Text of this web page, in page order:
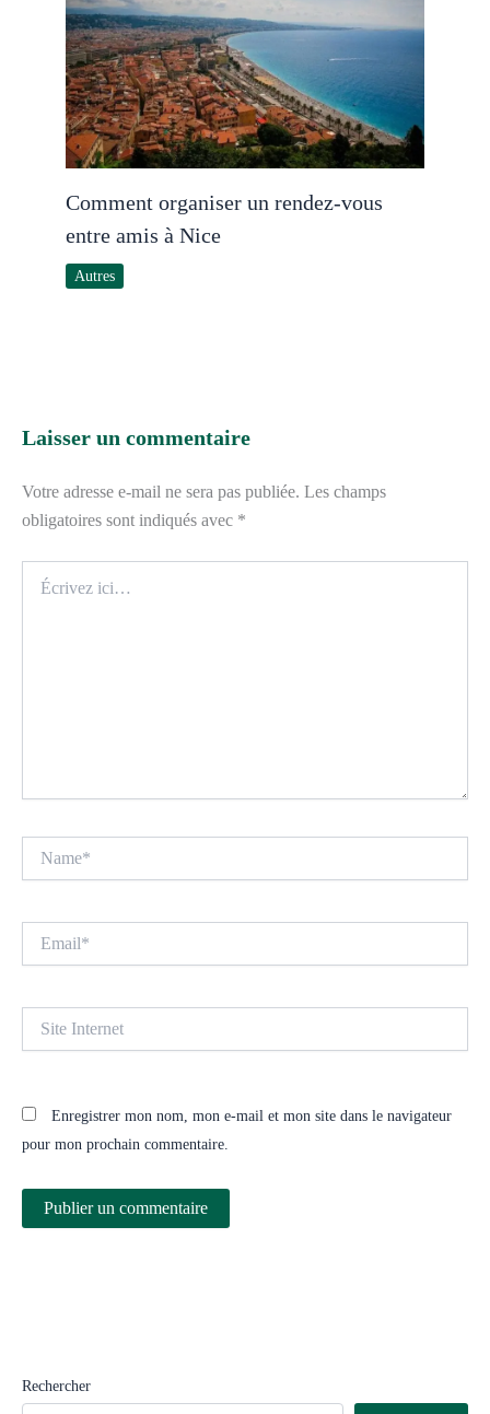
Comment organiser un rendez-vous
entre amis à Nice
Autres
Laisser un commentaire
Votre adresse e-mail ne sera pas publiée. Les champs
obligatoires sont indiqués avec *
ici…
Internet
Enregistrer mon nom, mon e-mail et mon site dans le navigateur
pour mon prochain commentaire.
Rechercher